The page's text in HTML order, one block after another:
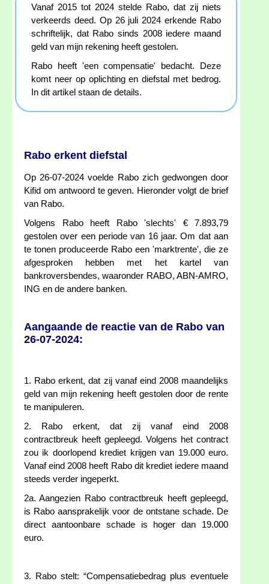
Vanaf 2015 tot 2024 stelde Rabo, dat zij niets
verkeerds deed. Op 26 juli 2024 erkende Rabo
schriftelijk, dat Rabo sinds 2008 iedere maand
geld van mijn rekening heeft gestolen.
Rabo heeft 'een compensatie' bedacht. Deze
komt neer op oplichting en diefstal met bedrog.
In dit artikel staan de details.
Rabo erkent diefstal
Op 26-07-2024 voelde Rabo zich gedwongen door
Kifid om antwoord te geven. Hieronder volgt de brief
van Rabo.
Volgens Rabo heeft Rabo 'slechts' € 7.893,79
gestolen over een periode van 16 jaar. Om dat aan
te tonen produceerde Rabo een 'marktrente', die ze
afgesproken hebben met het kartel van
bankroversbendes, waaronder RABO, ABN-AMRO,
ING en de andere banken.
Aangaande de reactie van de Rabo van
26-07-2024:
1. Rabo erkent, dat zij vanaf eind 2008 maandelijks
geld van mijn rekening heeft gestolen door de rente
te manipuleren.
2. Rabo erkent, dat zij vanaf eind 2008
contractbreuk heeft gepleegd. Volgens het contract
zou ik doorlopend krediet krijgen van 19.000 euro.
Vanaf eind 2008 heeft Rabo dit krediet iedere maand
steeds verder ingeperkt.
2a. Aangezien Rabo contractbreuk heeft gepleegd,
is Rabo aansprakelijk voor de ontstane schade. De
direct aantoonbare schade is hoger dan 19.000
euro.
3. Rabo stelt: “Compensatiebedrag plus eventuele